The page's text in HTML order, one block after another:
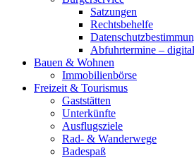
Satzungen
Rechtsbehelfe
Abfuhrtermine –
Bauen & Wohnen
Immobilienbörse
Freizeit & Tourismus
Gaststätten
Unterkünfte
Ausflugsziele
Rad- & Wanderwege
Badespaß